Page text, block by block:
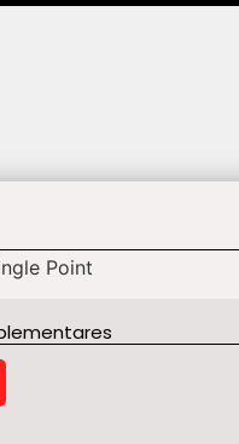
Point